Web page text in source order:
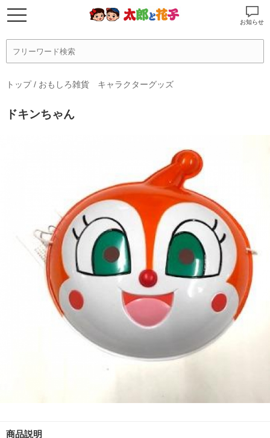
お知らせ
トップ/ おもしろ雑貨 キャラクターグッズ
ドキンちゃん
商品説明